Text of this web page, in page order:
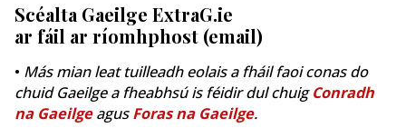
Scéalta Gaeilge ExtraG.ie
ar fáil ar ríomhphost (email)
• Más mian leat tuilleadh eolais a fháil faoi conas do
chuid Gaeilge a fheabhsú is féidir dul chuigConradh
na GaeilgeagusForas na Gaeilge.